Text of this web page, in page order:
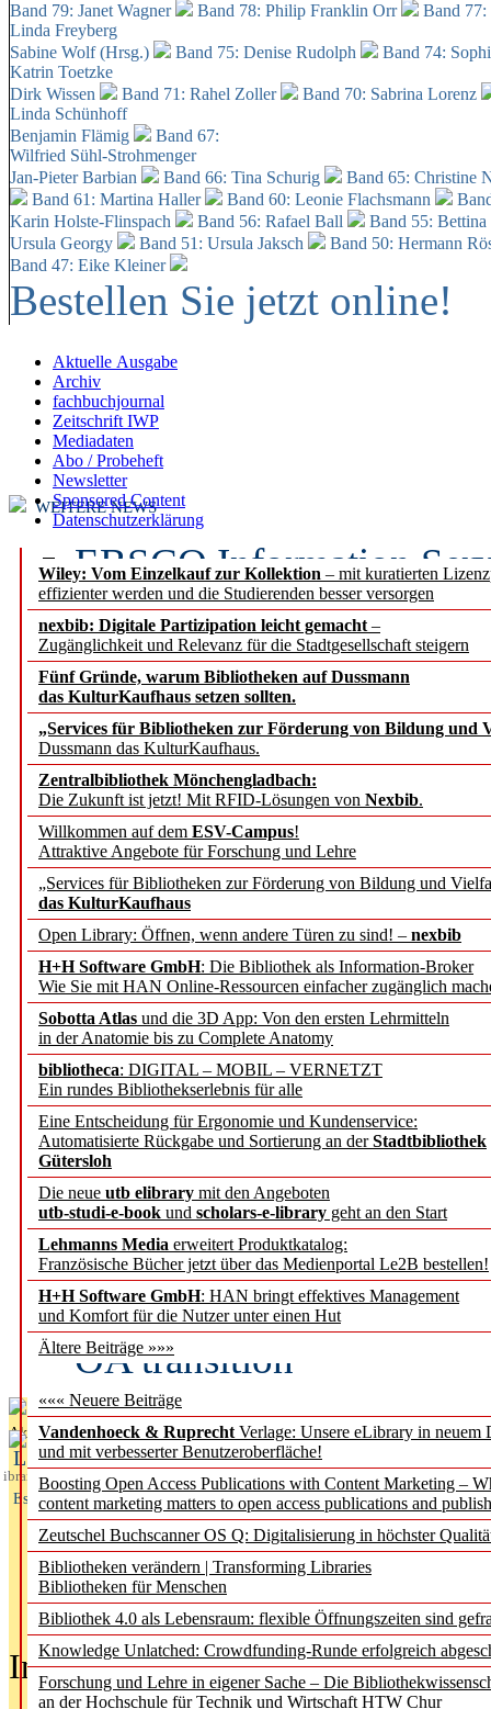
Band 79: Janet Wagner Band 78: Philip Franklin Orr
Band
Linda Freyberg
Sabine Wolf (Hrsg.)
Band 75: Denise Rudolph
Band 74:
Katrin Toetzke
Dirk Wissen
Band 71: Rahel Zoller
Band 70: Sabrina Lorenz
Linda Schünhoff
Benjamin Flämig
Band 67:
Wilfried Sühl-Strohmenger
Jan-Pieter Barbian
Band 66: Tina Schurig
Band 65: Christine
Band 61: Martina Haller
Band 60: Leonie Flachsmann
Karin Holste-Flinspach
Band 56: Rafael Ball
Band 55:
Ursula Georgy
Band 51: Ursula Jaksch Band 50: Hermann
Band 47: Eike Kleiner
Bestellen Sie jetzt online!
Aktuelle Ausgabe
Archiv
fachbuchjournal
Zeitschrift IWP
Mediadaten
Abo / Probeheft
Newsletter
Sponsored Content
Datenschutzerklärung
Wiley: Vom Einzelkauf zur Kollektion – mit kuratierten
effizienter werden und die Studierenden besser versorgen
nexbib: Digitale Partizipation leicht gemacht –
Zugänglichkeit und Relevanz für die Stadtgesellschaft steigern
Fünf Gründe, warum Bibliotheken auf Dussmann
das KulturKaufhaus setzen sollten.
„Services für Bibliotheken zur Förderung von Bildung und
Dussmann das KulturKaufhaus.
Zentralbibliothek Mönchengladbach:
Die Zukunft ist jetzt! Mit RFID-Lösungen von Nexbib.
Willkommen auf dem ESV-Campus!
Attraktive Angebote für Forschung und Lehre
„Services für Bibliotheken zur Förderung von Bildung und
das KulturKaufhaus
Open Library: Öffnen, wenn andere Türen zu sind! – nexbib
H+H Software GmbH: Die Bibliothek als Information-Broker
Wie Sie mit HAN Online-Ressourcen einfacher zugänglich
Sobotta Atlas und die 3D App: Von den ersten Lehrmitteln
in der Anatomie bis zu Complete Anatomy
bibliotheca: DIGITAL – MOBIL – VERNETZT
Ein rundes Bibliothekserlebnis für alle
Eine Entscheidung für Ergonomie und Kundenservice:
Automatisierte Rückgabe und Sortierung an derStadtbibliothek
Gütersloh
Die neue utb elibrary mit den Angeboten
utb-studi-e-book und scholars-e-library geht an den Start
Lehmanns Media erweitert Produktkatalog:
Französische Bücher jetzt über das Medienportal Le2B bestellen!
H+H Software GmbH: HAN bringt effektives Management
und Komfort für die Nutzer unter einen Hut
Ältere Beiträge »»»
««« Neuere Beiträge
Vandenhoeck & Ruprecht Verlage: Unsere eLibrary in neuem
und mit verbesserter Benutzeroberfläche!
Boosting Open Access Publications with Content Marketing –
content marketing matters to open access publications and
Zeutschel Buchscanner OS Q: Digitalisierung in höchster
Bibliotheken verändern | Transforming Libraries
Bibliotheken für Menschen
Bibliothek 4.0 als Lebensraum: flexible Öffnungszeiten sind
Knowledge Unlatched: Crowdfunding-Runde erfolgreich
Forschung und Lehre in eigener Sache – Die
an der Hochschule für Technik und Wirtschaft HTW Chur
WEITERE NEWS
EBSCO Information
Recherchefunktionen in
Sorbisches Institut neu
Geschichte und
Künstliche Intelligenz
besser zu verstehen
„Leitbegriffe der
des BIÖG erscheinen
jedem Experiment
DFG setzt Förderung
FAIRmat fort
Bayerns digitale
Schulwandbilder aus
Fifth Open Access
transformative
OA transition
Aktuelles aus
L
ibrary
Essentials
In der Ausgabe05/2026(Juni/Juli